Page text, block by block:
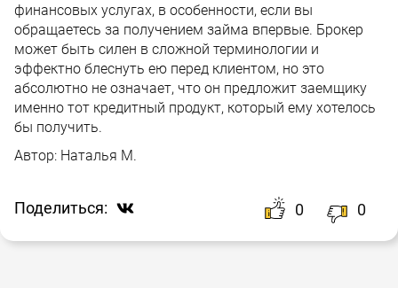
финансовых услугах, в особенности, если вы
обращаетесь за получением займа впервые. Брокер
может быть силен в сложной терминологии и
эффектно блеснуть ею перед клиентом, но это
абсолютно не означает, что он предложит заемщику
именно тот кредитный продукт, который ему хотелось
бы получить.
Автор: Наталья М.
Поделиться: 0 0